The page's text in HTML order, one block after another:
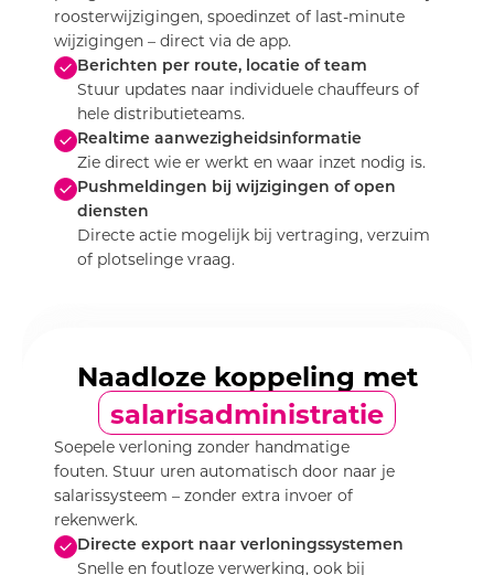
roosterwijzigingen, spoedinzet of last-minute
wijzigingen – direct via de app.
Berichten per route, locatie of team
Stuur updates naar individuele chauffeurs of
hele distributieteams.
Realtime aanwezigheidsinformatie
Zie direct wie er werkt en waar inzet nodig is.
Pushmeldingen bij wijzigingen of open
diensten
Directe actie mogelijk bij vertraging, verzuim
of plotselinge vraag.
Naadloze koppeling met
salarisadministratie
Soepele verloning zonder handmatige
fouten. Stuur uren automatisch door naar je
salarissysteem – zonder extra invoer of
rekenwerk.
Directe export naar verloningssystemen
Snelle en foutloze verwerking, ook bij